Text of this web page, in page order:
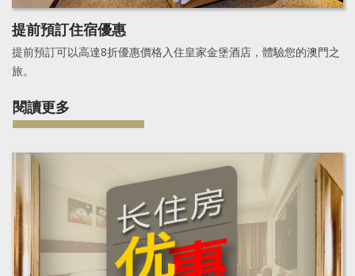
提前預訂住宿優惠
提前預訂可以高達8折優惠價格入住皇家金堡酒店，體驗您的澳門之
旅。
閱讀更多